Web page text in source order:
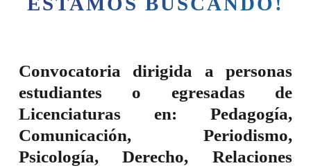
Convocatoria dirigida a personas
estudiantes o egresadas de
Licenciaturas en: Pedagogía,
Comunicación, Periodismo,
Psicología, Derecho, Relaciones